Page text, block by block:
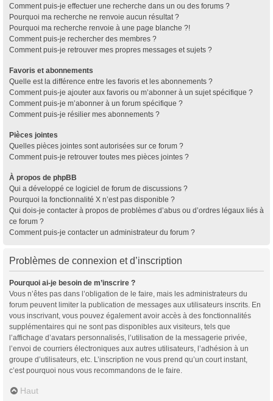
Comment puis-je effectuer une recherche dans un ou des forums ?
Pourquoi ma recherche ne renvoie aucun résultat ?
Pourquoi ma recherche renvoie à une page blanche ?!
Comment puis-je rechercher des membres ?
Comment puis-je retrouver mes propres messages et sujets ?
Favoris et abonnements
Quelle est la différence entre les favoris et les abonnements ?
Comment puis-je ajouter aux favoris ou m’abonner à un sujet spécifique ?
Comment puis-je m’abonner à un forum spécifique ?
Comment puis-je résilier mes abonnements ?
Pièces jointes
Quelles pièces jointes sont autorisées sur ce forum ?
Comment puis-je retrouver toutes mes pièces jointes ?
À propos de phpBB
Qui a développé ce logiciel de forum de discussions ?
Pourquoi la fonctionnalité X n’est pas disponible ?
Qui dois-je contacter à propos de problèmes d’abus ou d’ordres légaux liés à
ce forum ?
Comment puis-je contacter un administrateur du forum ?
Problèmes de connexion et d’inscription
Pourquoi ai-je besoin de m’inscrire ?
Vous n’êtes pas dans l’obligation de le faire, mais les administrateurs du
forum peuvent limiter la publication de messages aux utilisateurs inscrits. En
vous inscrivant, vous pouvez également avoir accès à des fonctionnalités
supplémentaires qui ne sont pas disponibles aux visiteurs, tels que
l’affichage d’avatars personnalisés, l’utilisation de la messagerie privée,
l’envoi de courriers électroniques aux autres utilisateurs, l’adhésion à un
groupe d’utilisateurs, etc. L’inscription ne vous prend qu’un court instant,
c’est pourquoi nous vous recommandons de le faire.
Haut